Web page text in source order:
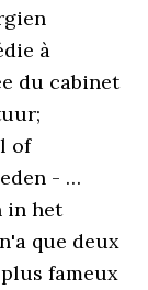
à
du cabinet
of
- …
in het
que deux
fameux